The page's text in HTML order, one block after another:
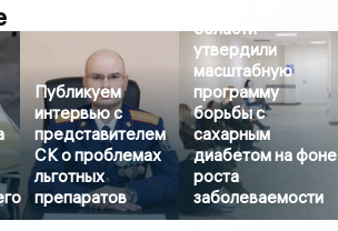
Публикуем
интервью с
представителем
СК о проблемах
льготных
препаратов
области
утвердили
масштабную
программу
борьбы с
сахарным
диабетом на фоне
роста
заболеваемости